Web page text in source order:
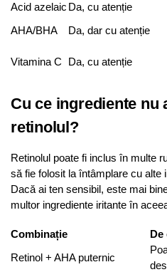
Acid azelaic Da, cu atenție
AHA/BHA
Da, dar cu atenție
Vitamina C
Da, cu atenție
Cu ce ingrediente nu
retinolul?
Retinolul poate fi inclus în multe
să fie folosit la întâmplare cu alte
Dacă ai ten sensibil, este mai
multor ingrediente iritante în
Combinație
De
Retinol + AHA puternic